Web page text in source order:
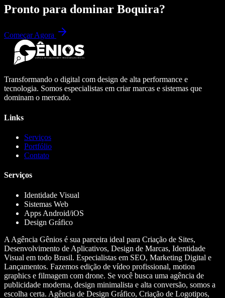
Pronto para dominar Boquira?
Começar Agora
Transformando o digital com design de alta performance e
tecnologia. Somos especialistas em criar marcas e sistemas que
dominam o mercado.
Links
Serviços
Portfólio
Contato
Serviços
Identidade Visual
Sistemas Web
Apps Android/iOS
Design Gráfico
A Agência Gênios é sua parceira ideal para Criação de Sites,
Desenvolvimento de Aplicativos, Design de Marcas, Identidade
Visual em todo Brasil. Especialistas em SEO, Marketing Digital e
Lançamentos. Fazemos edição de vídeo profissional, motion
graphics e filmagem com drone. Se você busca uma agência de
publicidade moderna, design minimalista e alta conversão, somos a
escolha certa. Agência de Design Gráfico, Criação de Logotipos,